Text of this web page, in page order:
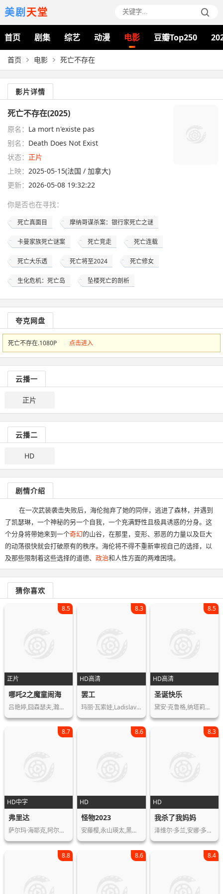
美剧天堂
首页 剧集 综艺 动漫 电影 豆瓣Top250
首页 电影 死亡不存在
影片详情
死亡不存在(2025)
原名： La mort n'existe pas
别名： Death Does Not Exist
状态： 正片
上映： 2025-05-15(法国 / 加拿大)
更新： 2026-05-08 19:32:22
你是否也在寻找：
死亡真面目 摩纳哥谋杀案：银行家死亡之谜
卡曼家族死亡谜案 死亡竞走 死亡连载
死亡大乐透 死亡将至2024 死亡修女
生化危机：死亡岛 坠楼死亡的剖析
夸克网盘
死亡不存在.1080P 点击进入
云播一
正片
云播二
HD
剧情介绍
在一次武装袭击失败后，海伦抛弃了她的同伴，逃进了森林，并遇到
了凯瑟琳，一个神秘的另一个自我，一个充满野性且极具诱惑的分身。这
个分身将带她来到一个奇幻的山谷，在那里，变形、邪恶的力量以及巨大
的动荡很快就会打破原有的秩序。海伦将不得不重新审视自己的选择，以
及那些限制着这些选择的道德、 政治和人性方面的两难困境。
猜你喜欢
正片
8.5
哪吒2之魔童闹海
吕艳婷,囧森瑟夫,瀚墨,陈浩,绿绮,张珈…
HD高清
8.3
罢工
玛丽·瓦索娃,Ladislav,Bohác,Ol…
HD高清
8.5
圣诞快乐
黛安·克鲁格,纳塔莉・德赛,本诺·菲尔…
HD中字
8.7
弗里达
萨尔玛·海耶克,阿尔弗雷德·莫里纳,米…
HD
8.6
怪物2023
安藤樱,永山瑛太,黑川想矢,柊木阳太,…
HD
8.3
我杀了我妈妈
泽维尔·多兰,安娜·多尔瓦尔,弗朗索瓦…
8.8 8.6 8.4